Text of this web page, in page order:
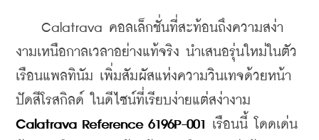
Calatrava คอลเล็กชั่นที่สะท้อนถึงความสง่า
งามเหนือกาลเวลาอย่างแท้จริง นำเสนอรุ่นใหม่ในตัว
เรือนแพลทินัม เพิ่มสัมผัสแห่งความวินเทจด้วยหน้า
Calatrava Reference 6196P-001
เรือนนี้ โดดเด่น